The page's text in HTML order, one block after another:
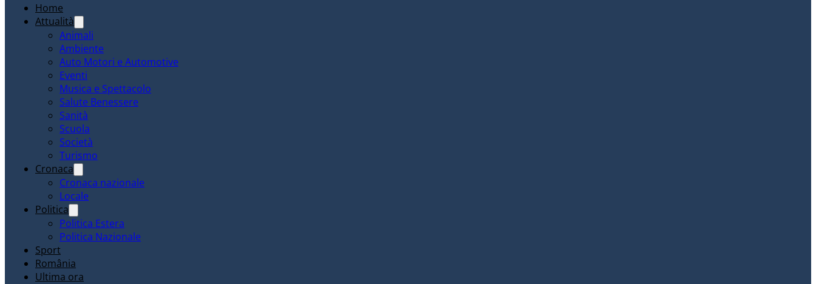
Home
Attualità
Animali
Ambiente
Auto Motori e Automotive
Eventi
Musica e Spettacolo
Salute Benessere
Sanità
Scuola
Società
Turismo
Cronaca
Cronaca nazionale
Locale
Politica
Politica Estera
Politica Nazionale
Sport
România
Ultima ora